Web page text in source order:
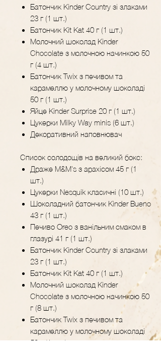
Батончик Kinder Country зі злаками
23 г (1 шт.)
Батончик Kit Kat 40 г (1 шт.)
Молочний шоколад Kinder
Chocolate з молочною начинкою 50
г (4 шт.)
Батончик Twix з печивом та
карамеллю у молочному шоколаді
50 г (1 шт.)
Яйце Kinder Surprise 20 г (1 шт.)
Цукерки Milky Way minis (6 шт.)
Декоративний наповнювач
Список солодощів на великий бокс:
Драже M&M's з арахісом 45 г (1
шт.)
Цукерки Nesquik класичні (10 шт.)
Шоколадний батончик Kinder Bueno
43 г (1 шт.)
Печиво Oreo з ванільним смаком в
глазурі 41 г (1 шт.)
Батончик Kinder Country зі злаками
23 г (1 шт.)
Батончик Kit Kat 40 г (1 шт.)
Молочний шоколад Kinder
Chocolate з молочною начинкою 50
г (8 шт.)
Батончик Twix з печивом та
карамеллю у молочному шоколаді
50 г (1 шт.)